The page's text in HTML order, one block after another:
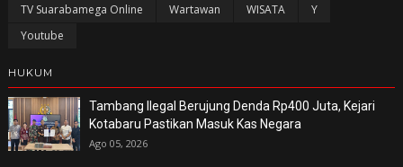
TV Suarabamega Online
Wartawan WISATA
Y
Youtube
HUKUM
Tambang Ilegal Berujung Denda Rp400 Juta, Kejari
Kotabaru Pastikan Masuk Kas Negara
Ago 05, 2026